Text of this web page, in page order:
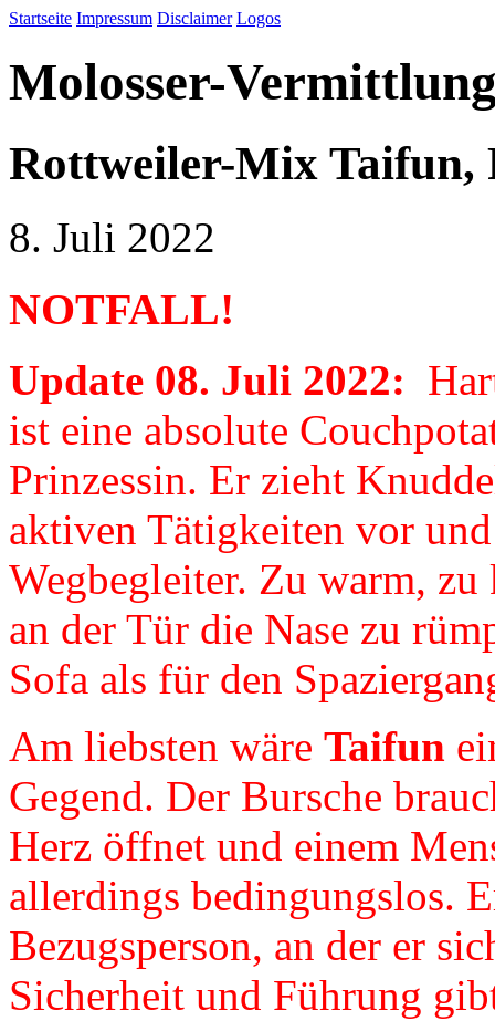
Startseite Impressum Disclaimer Logos
Molosser-
Rottweiler-Mix Taifun,
8. Juli 2022
NOTFALL!
Update 08. Juli 2022:
ist eine absolute
Prinzessin. Er zieht
aktiven Tätigkeiten vor
Wegbegleiter. Zu warm, zu
an der Tür die Nase zu
Sofa als für den
Am liebsten wäre Taifun
Gegend. Der Bursche
Herz öffnet und einem
allerdings bedingungslos.
Bezugsperson, an der er
Sicherheit und Führung